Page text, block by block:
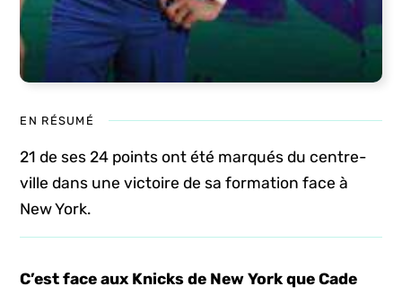
EN RÉSUMÉ
21 de ses 24 points ont été marqués du centre-
ville dans une victoire de sa formation face à
New York.
C’est face aux Knicks de New York que Cade